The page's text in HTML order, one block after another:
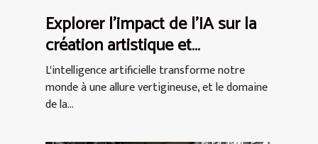
Explorer l'impact de l'IA sur la
création artistique et
commerciale
L'intelligence artificielle transforme notre
monde à une allure vertigineuse, et le domaine
de la...